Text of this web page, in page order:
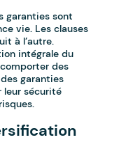
garanties sont
vie. Les clauses
à l’autre.
intégrale du
des
garanties
leur sécurité